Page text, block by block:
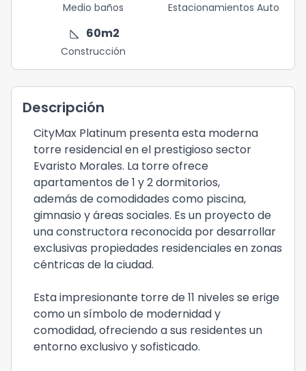
Medio baños Estacionamientos Auto
square_foot 60m2
Construcción
Descripción
CityMax Platinum presenta esta moderna
torre residencial en el prestigioso sector
Evaristo Morales. La torre ofrece
apartamentos de 1 y 2 dormitorios,
además de comodidades como piscina,
gimnasio y áreas sociales. Es un proyecto de
una constructora reconocida por desarrollar
exclusivas propiedades residenciales en zonas
céntricas de la ciudad.
Esta impresionante torre de 11 niveles se erige
como un símbolo de modernidad y
comodidad, ofreciendo a sus residentes un
entorno exclusivo y sofisticado.